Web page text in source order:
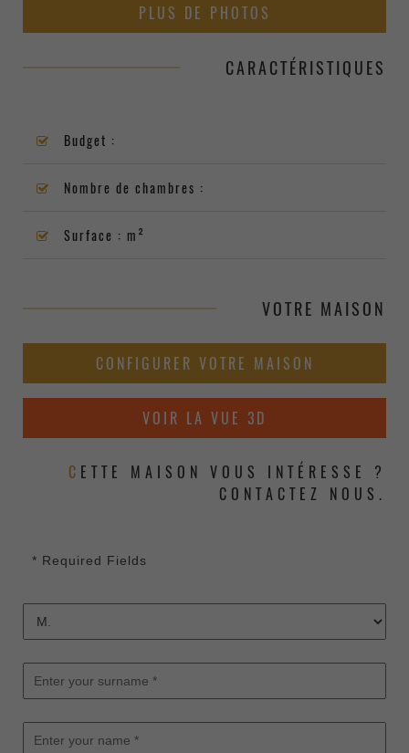
PLUS DE PHOTOS
CARACTÉRISTIQUES
Budget :
Nombre de chambres :
Surface : m²
VOTRE MAISON
CONFIGURER VOTRE MAISON
VOIR LA VUE 3D
CETTE MAISON VOUS INTÉRESSE ?
CONTACTEZ NOUS.
* Required Fields